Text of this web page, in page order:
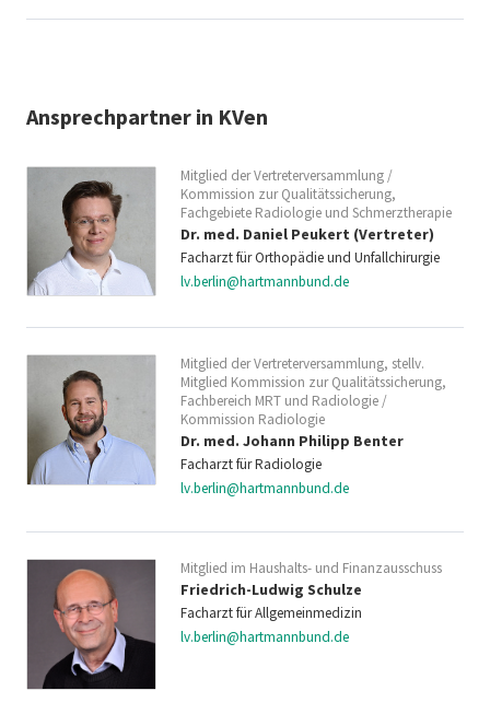
Ansprechpartner in KVen
Mitglied der Vertreterversammlung /
Kommission zur Qualitätssicherung,
Fachgebiete Radiologie und Schmerztherapie
Dr. med. Daniel Peukert (Vertreter)
Facharzt für Orthopädie und Unfallchirurgie
lv.berlin@hartmannbund.de
Mitglied der Vertreterversammlung, stellv.
Mitglied Kommission zur Qualitätssicherung,
Fachbereich MRT und Radiologie /
Kommission Radiologie
Dr. med. Johann Philipp Benter
Facharzt für Radiologie
lv.berlin@hartmannbund.de
Mitglied im Haushalts- und Finanzausschuss
Friedrich-Ludwig Schulze
Facharzt für Allgemeinmedizin
lv.berlin@hartmannbund.de